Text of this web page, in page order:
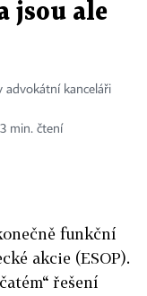
jsou ale
advokátní kanceláři
min. čtení
funkční
akcie (ESOP).
řešení